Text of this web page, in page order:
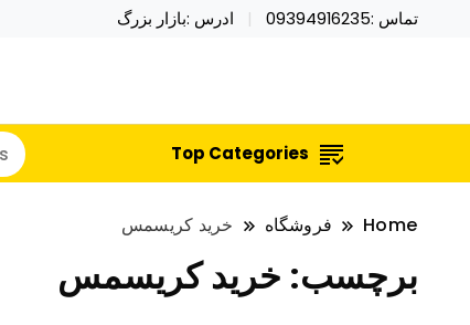
تماس :09394916235 ادرس :بازار بزرگ
نایکر توی فروش عمده لوازم
خرید محصولات خاص فیجت اسباب بازی تراول
Top Categories
Home فروشگاه خرید کریسمس
برچسب: خرید کریسمس